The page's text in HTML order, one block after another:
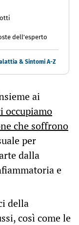
dell'esperto
& Sintomi A-Z
ai
occupiamo
che soffrono
per
dalla
e
della
così come le